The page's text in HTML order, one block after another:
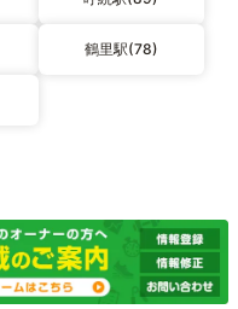
鶴里駅(78)